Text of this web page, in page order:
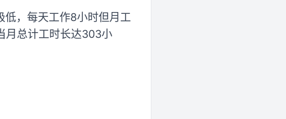
，每天工作8小时但月工
月总计工时长达303小